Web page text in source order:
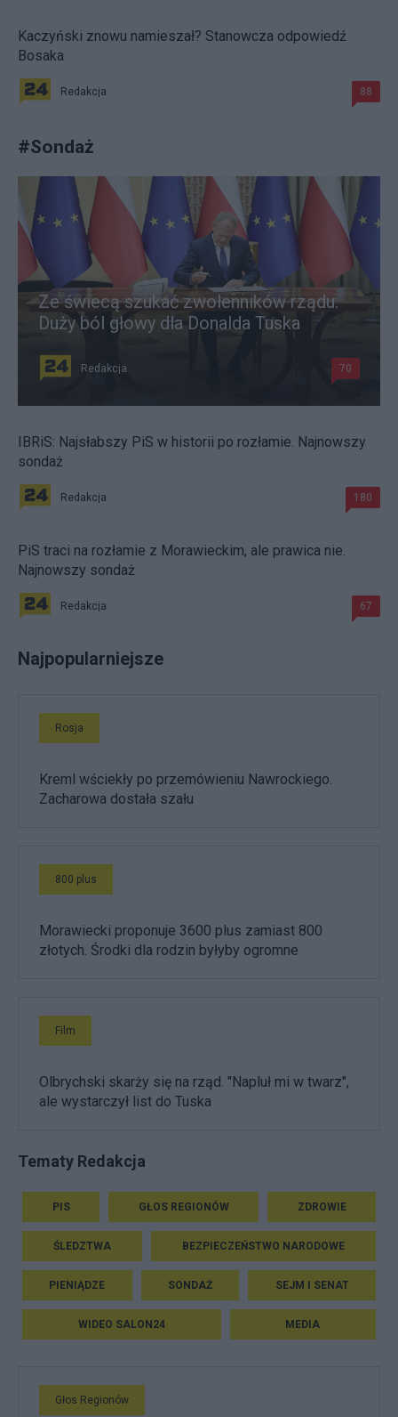
Kaczyński znowu namieszał? Stanowcza odpowiedź
Bosaka
Redakcja 88
#Sondaż
Ze świecą szukać zwolenników rządu.
Duży ból głowy dla Donalda Tuska
Redakcja 70
IBRiS: Najsłabszy PiS w historii po rozłamie. Najnowszy
sondaż
Redakcja 180
PiS traci na rozłamie z Morawieckim, ale prawica nie.
Najnowszy sondaż
Redakcja 67
Najpopularniejsze
Rosja
Kreml wściekły po przemówieniu Nawrockiego.
Zacharowa dostała szału
800 plus
Morawiecki proponuje 3600 plus zamiast 800
złotych. Środki dla rodzin byłyby ogromne
Film
Olbrychski skarży się na rząd. "Napluł mi w twarz",
ale wystarczył list do Tuska
Tematy Redakcja
PIS GŁOS REGIONÓW ZDROWIE
ŚLEDZTWA BEZPIECZEŃSTWO NARODOWE
PIENIĄDZE SONDAŻ SEJM I SENAT
WIDEO SALON24 MEDIA
Głos Regionów